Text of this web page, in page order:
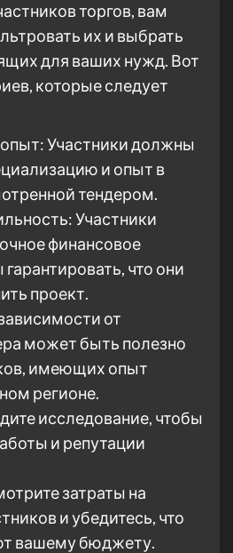
торгов, вам
их и выбрать
для ваших нужд. Вот
которые следует
Участники должны
и опыт в
тендером.
Участники
финансовое
что они
проект.
от
может быть полезно
имеющих опыт
регионе.
исследование, чтобы
и репутации
затраты на
и убедитесь, что
вашему бюджету.